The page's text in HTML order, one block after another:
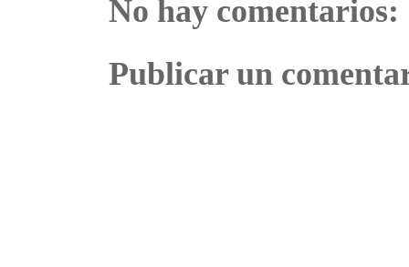
No hay comentarios:
Publicar un